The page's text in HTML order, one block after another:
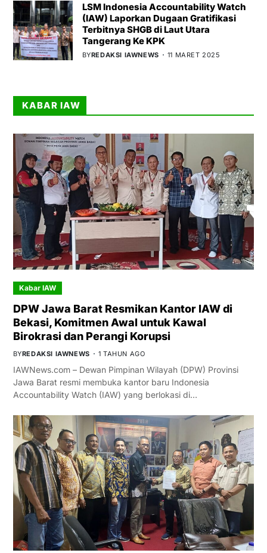
LSM Indonesia Accountability Watch
(IAW) Laporkan Dugaan Gratifikasi
Terbitnya SHGB di Laut Utara
Tangerang Ke KPK
BYREDAKSI IAWNEWS 11 MARET 2025
KABAR IAW
Kabar IAW
DPW Jawa Barat Resmikan Kantor IAW di
Bekasi, Komitmen Awal untuk Kawal
Birokrasi dan Perangi Korupsi
BYREDAKSI IAWNEWS 1 TAHUN AGO
IAWNews.com – Dewan Pimpinan Wilayah (DPW) Provinsi
Jawa Barat resmi membuka kantor baru Indonesia
Accountability Watch (IAW) yang berlokasi di…